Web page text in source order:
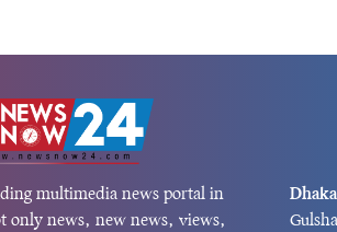
multimedia news portal in
only news, new news, views,